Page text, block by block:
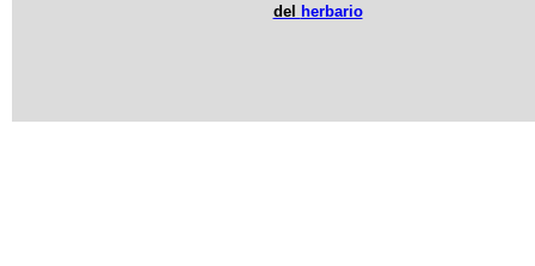
del herbario